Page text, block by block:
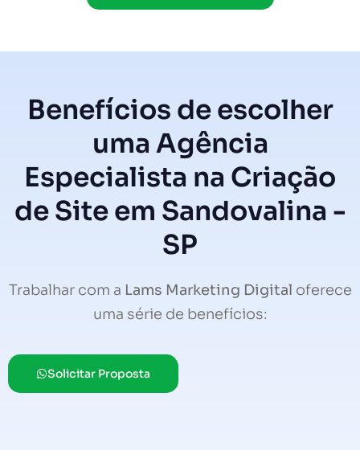
Benefícios de escolher
uma Agência
Especialista na Criação
de Site em Sandovalina -
SP
Trabalhar com a Lams Marketing Digital oferece
uma série de benefícios:
Solicitar Proposta